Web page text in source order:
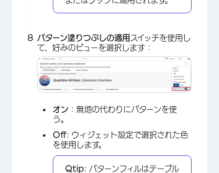
パターン塗りつぶしの適用 スイッチを使用し
て、好みのビューを選択します：
オン ：無地の代わりにパターンを使
う。
Off: ウィジェット設定で選択された色
を使用します。
Qtip: パターンフィルはテーブル